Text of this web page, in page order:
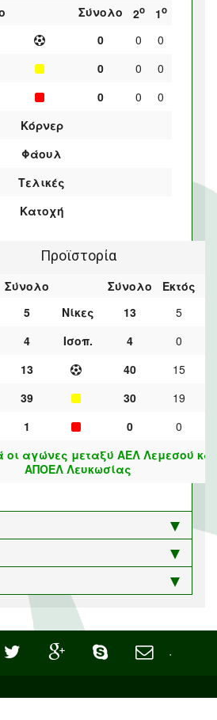
Σύνολο 2ο 1ο
0 0
0
0 0
0
0 0
0
Κόρνερ
Φάουλ
Τελικές
Κατοχή
Προϊστορία
Σύνολο Σύνολο Εκτός
5 Νίκες 13
5
4 Ισοπ. 4
0
13 40 15
39 30 19
1 0
0
οι αγώνες μεταξύ ΑΕΛ Λεμεσού και
ΑΠΟΕΛ Λευκωσίας
·